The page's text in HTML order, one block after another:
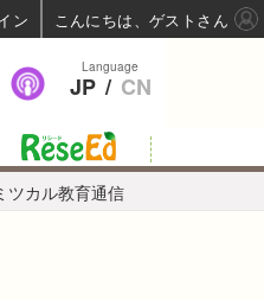
ツカル教育通信
Language
JP / CN
ン こんにちは、ゲストさん